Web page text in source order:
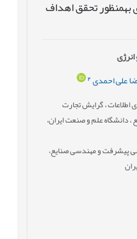
تحقق اهداف
علی احمدی 2
، گرایش تجارت
دانشگاه علم و صنعت ایران،
پیشرفت و مهندسی صنایع،